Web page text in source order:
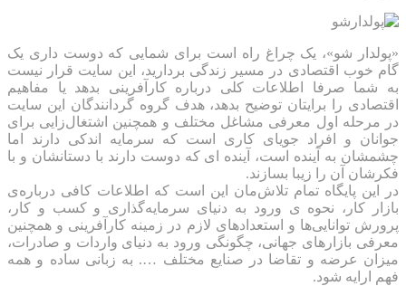
«پولدار شو»، یک چراغ راه است برای شمایی که دوست داری یک
گام خوب اقتصادی در مسیر زندگی بردارید، این سایت قرار نیست
به شما صرفا اطلاعات کلی درباره کارآفرینی بدهد یا مفاهیم
اقتصادی را برایتان توضیح بدهد، هدف گروه گردانندگان این سایت
در مرحله اول معرفی مشاغل مختلف و همچنین اشتغال‌زایی برای
جوانان و افراد جویای کاری است که سرمایه اندکی دارند اما
چشمشان به آینده است، آینده ای که دوست دارند با دستانشان و با
فکرشان آن را زیبا بسازند.
در این پایگاه تمام تلاش‌مان این است که ‌اطلاعات کافی درباره‌ی
بازار کار، نحوه ی ورود به دنیای سرمایه‌گذاری و کسب و کار،
پرورش توانایی‌ها و استعدادهای لازم در زمینه کارآفرینی و همچنین
معرفی بازارهای جهانی، چگونگی ورود به دنیای واردات و صادرات،
میزان عرضه و تقاضا در صنایع مختلف …. به زبانی ساده و همه
فهم ارایه شود.